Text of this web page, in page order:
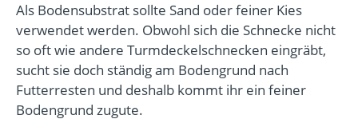
Als Bodensubstrat sollte Sand oder feiner Kies
verwendet werden. Obwohl sich die Schnecke nicht
so oft wie andere Turmdeckelschnecken eingräbt,
sucht sie doch ständig am Bodengrund nach
Futterresten und deshalb kommt ihr ein feiner
Bodengrund zugute.